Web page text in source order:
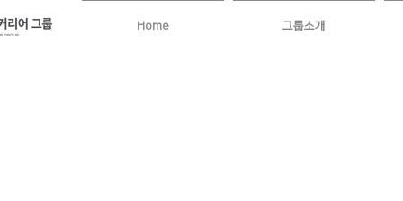
Home 그룹소개